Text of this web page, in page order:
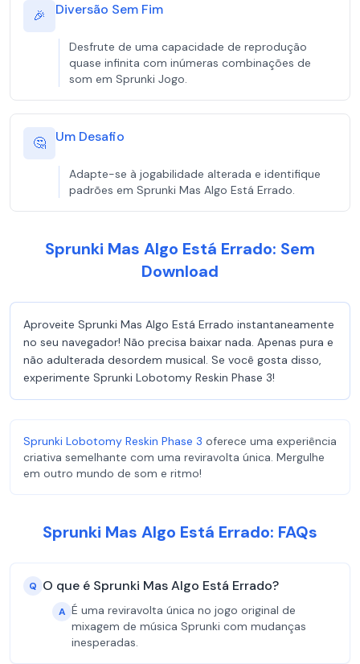
🎉 Diversão Sem Fim
Desfrute de uma capacidade de reprodução
quase infinita com inúmeras combinações de
som em Sprunki Jogo.
🤔 Um Desafio
Adapte-se à jogabilidade alterada e identifique
padrões em Sprunki Mas Algo Está Errado.
Sprunki Mas Algo Está Errado: Sem
Download
Aproveite Sprunki Mas Algo Está Errado instantaneamente
no seu navegador! Não precisa baixar nada. Apenas pura e
não adulterada desordem musical. Se você gosta disso,
experimente Sprunki Lobotomy Reskin Phase 3!
Sprunki Lobotomy Reskin Phase 3 oferece uma experiência
criativa semelhante com uma reviravolta única. Mergulhe
em outro mundo de som e ritmo!
Sprunki Mas Algo Está Errado: FAQs
Q O que é Sprunki Mas Algo Está Errado?
A É uma reviravolta única no jogo original de
mixagem de música Sprunki com mudanças
inesperadas.